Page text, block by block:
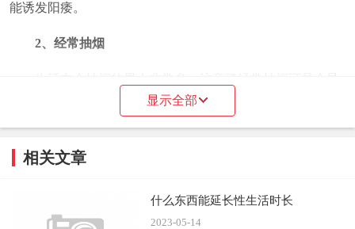
能诱发阳痿。
2、经常抽烟
致阳痿的，记住要尽早戒烟。这是因为香烟中含有非常多的
尼古丁等有毒物质，这些毒素会导致阴茎血液循环受到极大
的影响。从而出现供血不足的问题，最终出现勃起无力的情
显示全部
相关文章
什么东西能延长性生活时长
2023-05-14